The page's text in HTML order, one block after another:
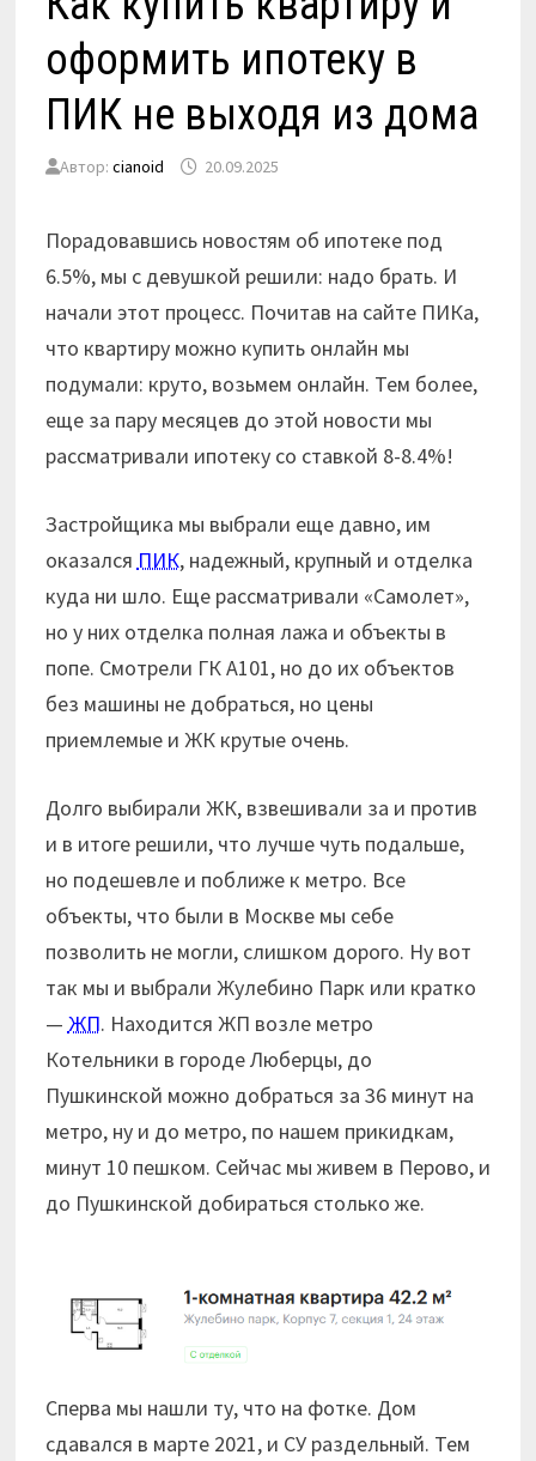
оформить ипотеку в
ПИК не выходя из дома
Автор: cianoid 20.09.2025
Порадовавшись новостям об ипотеке под
6.5%, мы с девушкой решили: надо брать. И
начали этот процесс. Почитав на сайте ПИКа,
что квартиру можно купить онлайн мы
подумали: круто, возьмем онлайн. Тем более,
еще за пару месяцев до этой новости мы
рассматривали ипотеку со ставкой 8-8.4%!
Застройщика мы выбрали еще давно, им
оказался ПИК, надежный, крупный и отделка
куда ни шло. Еще рассматривали «Самолет»,
но у них отделка полная лажа и объекты в
попе. Смотрели ГК А101, но до их объектов
без машины не добраться, но цены
приемлемые и ЖК крутые очень.
Долго выбирали ЖК, взвешивали за и против
и в итоге решили, что лучше чуть подальше,
но подешевле и поближе к метро. Все
объекты, что были в Москве мы себе
позволить не могли, слишком дорого. Ну вот
так мы и выбрали Жулебино Парк или кратко
— ЖП. Находится ЖП возле метро
Котельники в городе Люберцы, до
Пушкинской можно добраться за 36 минут на
метро, ну и до метро, по нашем прикидкам,
минут 10 пешком. Сейчас мы живем в Перово, и
до Пушкинской добираться столько же.
Сперва мы нашли ту, что на фотке. Дом
сдавался в марте 2021, и СУ раздельный. Тем